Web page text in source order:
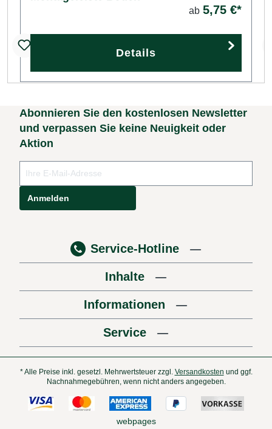
ab 5,75 €*
Details
Abonnieren Sie den kostenlosen Newsletter
und verpassen Sie keine Neuigkeit oder
Aktion
Anmelden
Service-Hotline
Inhalte
Informationen
Service
* Alle Preise inkl. gesetzl. Mehrwertsteuer zzgl. Versandkosten und ggf.
Nachnahmegebühren, wenn nicht anders angegeben.
webpages